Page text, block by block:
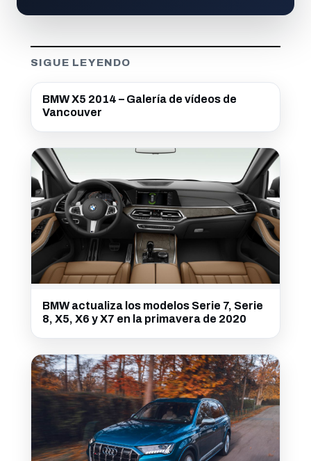
SIGUE LEYENDO
BMW X5 2014 – Galería de vídeos de
Vancouver
BMW actualiza los modelos Serie 7, Serie
8, X5, X6 y X7 en la primavera de 2020